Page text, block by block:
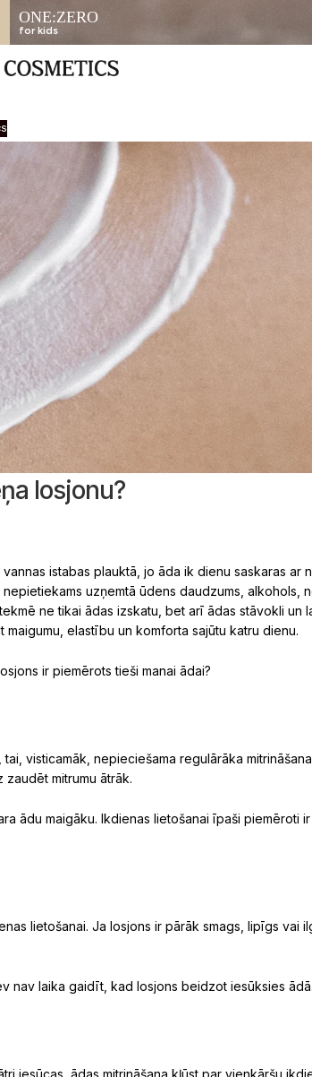
ONE:ZERO
for kids
losjonu?
istabas plauktā, jo āda ik dienu saskaras ar
uzņemtā ūdens daudzums, alkohols,
ne tikai ādas izskatu, bet arī ādas stāvokli un
elastību un komforta sajūtu katru dienu.
ir piemērots tieši manai ādai?
visticamāk, nepieciešama regulārāka
mitrumu ātrāk.
ādu maigāku. Ikdienas lietošanai īpaši piemēroti
lietošanai. Ja losjons ir pārāk smags, lipīgs vai
nav laika gaidīt, kad losjons beidzot iesūksies ādā.